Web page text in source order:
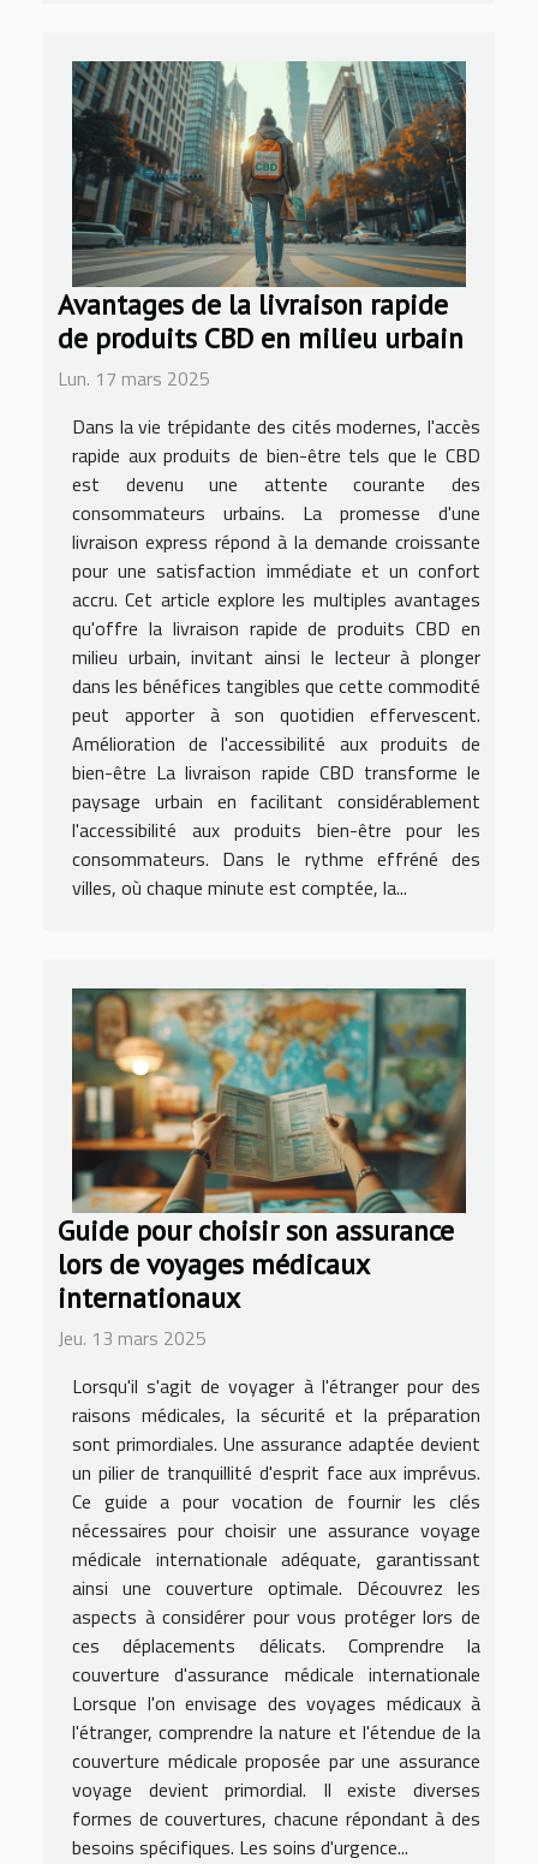
Avantages de la livraison rapide
de produits CBD en milieu urbain
Lun. 17 mars 2025
Dans la vie trépidante des cités modernes, l'accès
rapide aux produits de bien-être tels que le CBD
est devenu une attente courante des
consommateurs urbains. La promesse d'une
livraison express répond à la demande croissante
pour une satisfaction immédiate et un confort
accru. Cet article explore les multiples avantages
qu'offre la livraison rapide de produits CBD en
milieu urbain, invitant ainsi le lecteur à plonger
dans les bénéfices tangibles que cette commodité
peut apporter à son quotidien effervescent.
Amélioration de l'accessibilité aux produits de
bien-être La livraison rapide CBD transforme le
paysage urbain en facilitant considérablement
l'accessibilité aux produits bien-être pour les
consommateurs. Dans le rythme effréné des
villes, où chaque minute est comptée, la...
Guide pour choisir son assurance
lors de voyages médicaux
internationaux
Jeu. 13 mars 2025
Lorsqu'il s'agit de voyager à l'étranger pour des
raisons médicales, la sécurité et la préparation
sont primordiales. Une assurance adaptée devient
un pilier de tranquillité d'esprit face aux imprévus.
Ce guide a pour vocation de fournir les clés
nécessaires pour choisir une assurance voyage
médicale internationale adéquate, garantissant
ainsi une couverture optimale. Découvrez les
aspects à considérer pour vous protéger lors de
ces déplacements délicats. Comprendre la
couverture d'assurance médicale internationale
Lorsque l'on envisage des voyages médicaux à
l'étranger, comprendre la nature et l'étendue de la
couverture médicale proposée par une assurance
voyage devient primordial. Il existe diverses
formes de couvertures, chacune répondant à des
besoins spécifiques. Les soins d'urgence...